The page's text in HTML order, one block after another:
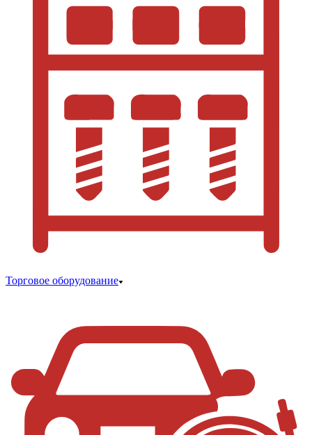
Торговое оборудование